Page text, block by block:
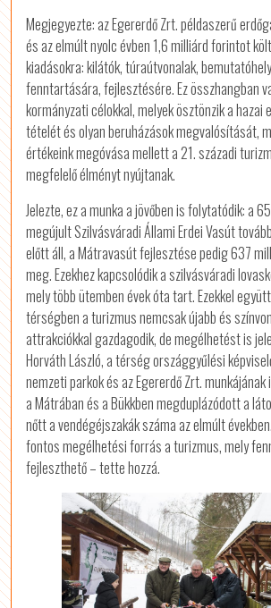
Megjegyezte: az Egererdő Zrt. példaszerű
és az elmúlt nyolc évben 1,6 milliárd forintot
kiadásokra: kilátók, túraútvonalak,
fenntartására, fejlesztésére. Ez összhangban
kormányzati célokkal, melyek ösztönzik a hazai
tételét és olyan beruházások megvalósítását,
értékeink megóvása mellett a 21. századi
megfelelő élményt nyújtanak.
Jelezte, ez a munka a jövőben is folytatódik: a
megújult Szilvásváradi Állami Erdei Vasút
előtt áll, a Mátravasút fejlesztése pedig 637
meg. Ezekhez kapcsolódik a szilvásváradi
mely több ütemben évek óta tart. Ezekkel
térségben a turizmus nemcsak újabb és
attrakciókkal gazdagodik, de megélhetést is
Horváth László, a térség országgyűlési
nemzeti parkok és az Egererdő Zrt.
a Mátrában és a Bükkben megduplázódott a
nőtt a vendégéjszakák száma az elmúlt
fontos megélhetési forrás a turizmus, mely
fejleszthető – tette hozzá.